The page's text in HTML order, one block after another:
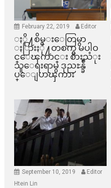
February 22, 2019 Editor
ႏို႔စိမ္းေတြမွာ
ႏြားႏို႔တစက္မွ မပါဝ
င္ေၾကာင္း စားသံုး
သူေရးရာမွ ဒုညႊန္ခ်ဳ
ပ္ေျပာၾကား
September 10, 2019
Editor
Htein Lin